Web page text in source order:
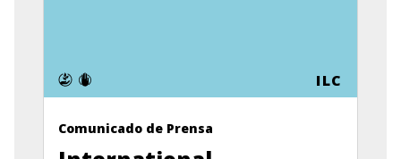
ILC
Comunicado de Prensa